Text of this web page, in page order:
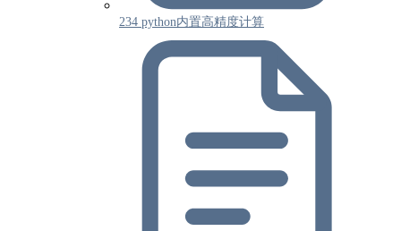
234 python内置高精度计算